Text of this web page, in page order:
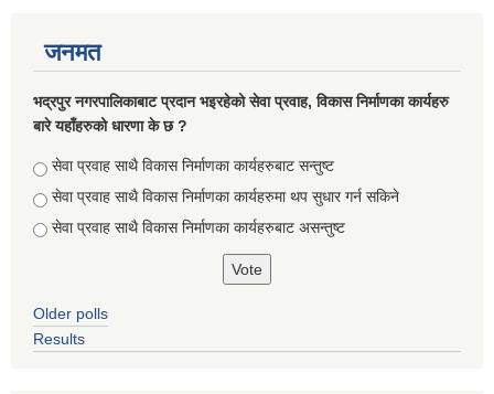
जनमत
भद्रपुर नगरपालिकाबाट प्रदान भइरहेको सेवा प्रवाह, विकास निर्माणका कार्यहरु
बारे यहाँहरुको धारणा के छ ?
Choices
सेवा प्रवाह साथै विकास निर्माणका कार्यहरुबाट सन्तुष्ट
सेवा प्रवाह साथै विकास निर्माणका कार्यहरुमा थप सुधार गर्न सकिने
सेवा प्रवाह साथै विकास निर्माणका कार्यहरुबाट असन्तुष्ट
Older polls
Results